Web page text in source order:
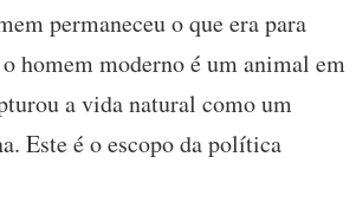
permaneceu o que era para
homem moderno é um animal em
a vida natural como um
Este é o escopo da política